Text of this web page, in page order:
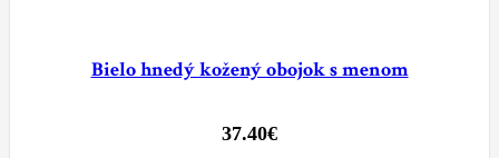
Bielo hnedý kožený obojok s menom
37.40€